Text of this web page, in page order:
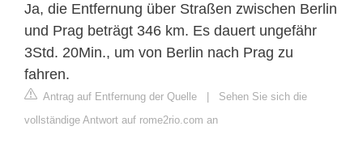
Ja, die Entfernung über Straßen zwischen Berlin
und Prag beträgt 346 km. Es dauert ungefähr
3Std. 20Min., um von Berlin nach Prag zu
fahren.
Antrag auf Entfernung der Quelle
Sehen Sie sich die
vollständige Antwort auf rome2rio.com an